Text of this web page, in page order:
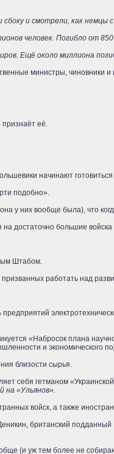
и смотрели, как немцы
человек. Погибло от
Ещё около миллиона
министры, чиновники и
признаёт её.
начинают
подобно».
у них вообще была), что
достаточно большие
Штабом.
работать над
«Набросок плана
и экономического
близости сырья.
себя гетманом
на «Ульянов».
войск, а также
британский
(и уж тем более не